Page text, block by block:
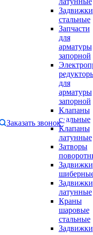
Задвижки
стальные
Запчасти
для
арматуры
запорной
для
арматуры
запорной
Клапаны
стальные
Клапаны
латунные
Затворы
Задвижки
Задвижки
латунные
Краны
шаровые
стальные
Задвижки
Заказать звонок